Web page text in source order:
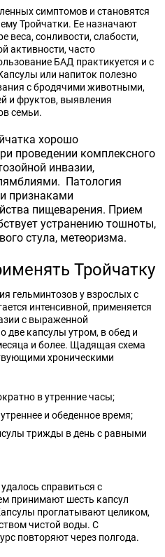
симптомов и становятся
Тройчатки. Ее назначают
веса, сонливости, слабости,
активности, часто
БАД практикуется и с
или напиток полезно
с бродячими животными,
и фруктов, выявления
семьи.
хорошо
проведении комплексного
инвазии,
Патология
признаками
пищеварения. Прием
устранению тошноты,
стула, метеоризма.
Тройчатку
гельминтозов у взрослых с
интенсивной, применяется
с выраженной
капсулы утром, в обед и
и более. Щадящая схема
хроническими
в утренние часы;
и обеденное время;
трижды в день с равными
справиться с
принимают шесть капсул
проглатывают целиком,
чистой воды. С
повторяют через полгода.